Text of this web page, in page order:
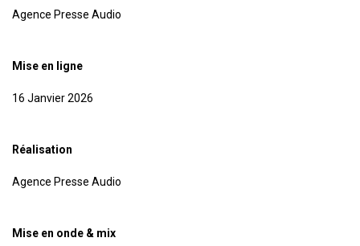
Agence Presse Audio
Mise en ligne
16 Janvier 2026
Réalisation
Agence Presse Audio
Mise en onde & mix